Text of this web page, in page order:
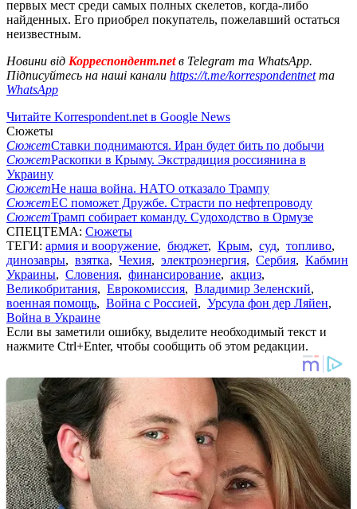
первых мест среди самых полных скелетов, когда-либо
найденных. Его приобрел покупатель, пожелавший остаться
неизвестным.
Новини від Корреспондент.netв Telegram та WhatsApp.
Підписуйтесь на наші канали https://t.me/korrespondentnetта
WhatsApp
Читайте Korrespondent.net в Google News
Сюжеты
СюжетСтавки поднимаются. Иран будет бить по добычи
СюжетРаскопки в Крыму. Экстрадиция россиянина в
Украину
СюжетНе наша война. НАТО отказало Трампу
СюжетЕС поможет Дружбе. Страсти по нефтепроводу
СюжетТрамп собирает команду. Судоходство в Ормузе
СПЕЦТЕМА: Сюжеты
ТЕГИ: армия и вооружение, бюджет, Крым, суд, топливо,
динозавры, взятка, Чехия, электроэнергия, Сербия, Кабмин
Украины, Словения, финансирование, акциз,
Великобритания, Еврокомиссия, Владимир Зеленский,
военная помощь, Война с Россией, Урсула фон дер Ляйен,
Война в Украине
Если вы заметили ошибку, выделите необходимый текст и
нажмите Ctrl+Enter, чтобы сообщить об этом редакции.